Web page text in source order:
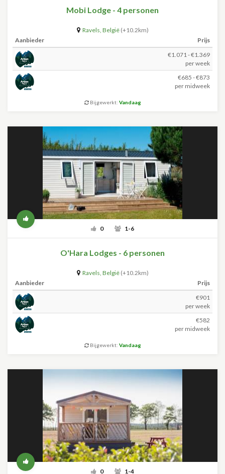
Mobi Lodge - 4 personen
Ravels, België (+10.2km)
Aanbieder
Prijs
€1.071 - €1.369
per week
€685 - €873
per midweek
Bijgewerkt: Vandaag
0 1-6
O'Hara Lodges - 6 personen
Ravels, België (+10.2km)
Aanbieder
Prijs
€901
per week
€582
per midweek
Bijgewerkt: Vandaag
0 1-4